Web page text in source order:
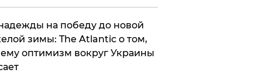
на победу до новой
зимы: The Atlantic о том,
оптимизм вокруг Украины